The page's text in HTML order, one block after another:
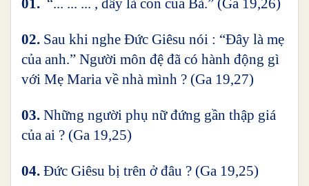
02. Sau khi nghe Đức Giêsu nói : “Đây là mẹ
của anh.” Người môn đệ đã có hành động gì
với Mẹ Maria về nhà mình ? (Ga 19,27)
03. Những người phụ nữ đứng gần thập giá
của ai ? (Ga 19,25)
04. Đức Giêsu bị trên ở đâu ? (Ga 19,25)